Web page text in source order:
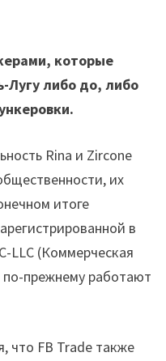
которые
Лугу либо до, либо
Rina и Zircone
их
итоге
в
LLC (Коммерческая
по-прежнему работают
что FB Trade также